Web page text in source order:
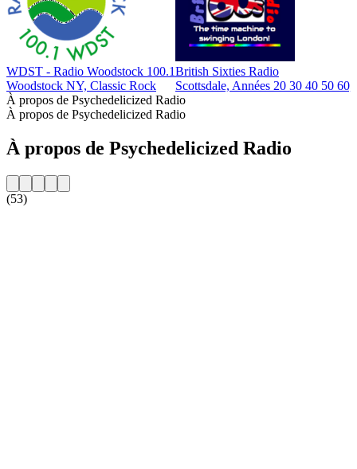
WDST - Radio Woodstock 100.1
Woodstock NY, Classic Rock
British Sixties Radio
Scottsdale, Années 20 30 40 50 60,
À propos de Psychedelicized Radio
À propos de Psychedelicized Radio
À propos de Psychedelicized Radio
(53)